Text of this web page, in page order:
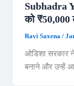
Subhadra
को ₹50,000
Ravi Saxena /
ओडिशा सरकार
बनाने और उन्हें